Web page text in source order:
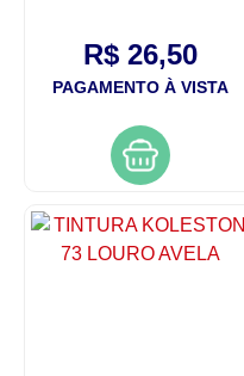
R$ 26,50
PAGAMENTO À VISTA